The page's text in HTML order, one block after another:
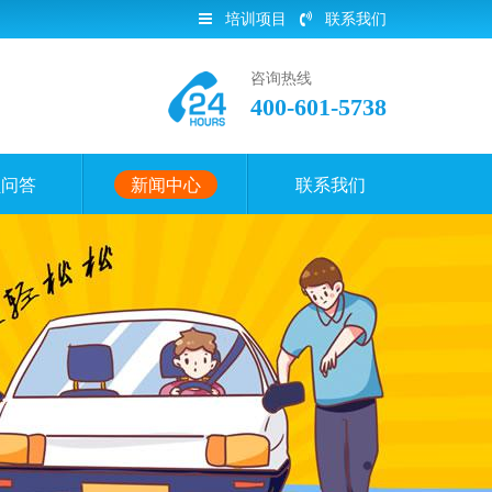
培训项目 联系我们
咨询热线
400-601-5738
答 新闻中心 联系我们